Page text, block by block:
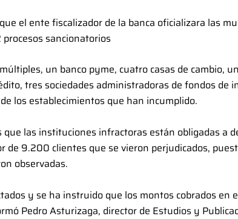
el ente fiscalizador de la banca oficializara las
sancionatorios
un banco pyme, cuatro casas de cambio,
tres sociedades administradoras de fondos de
los establecimientos que han incumplido.
que las instituciones infractoras están obligadas a
de 9.200 clientes que se vieron perjudicados,
observadas.
y se ha instruido que los montos cobrados en
Pedro Asturizaga, director de Estudios y